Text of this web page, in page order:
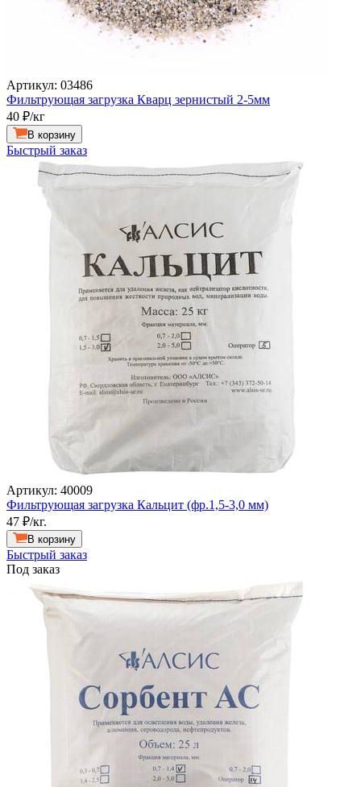
Артикул: 03486
Фильтрующая загрузка Кварц зернистый 2-5мм
40 ₽/кг
В корзину
Быстрый заказ
Артикул: 40009
Фильтрующая загрузка Кальцит (фр.1,5-3,0 мм)
47 ₽/кг.
В корзину
Быстрый заказ
Под заказ